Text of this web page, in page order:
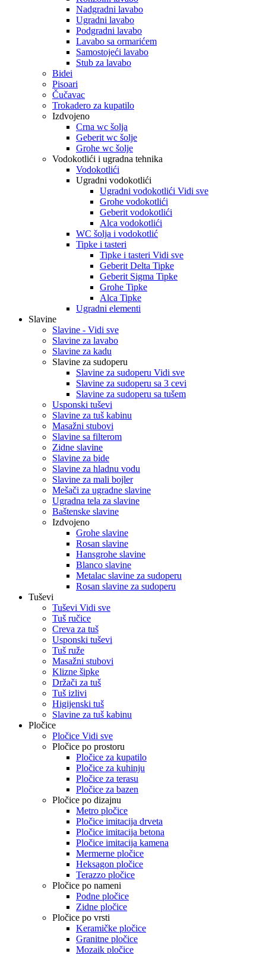
Nadgradni lavabo
Ugradni lavabo
Podgradni lavabo
Lavabo sa ormarićem
Samostojeći lavabo
Stub za lavabo
Bidei
Pisoari
Čučavac
Trokadero za kupatilo
Izdvojeno
Crna wc šolja
Geberit wc šolje
Grohe wc šolje
Vodokotlići i ugradna tehnika
Vodokotlići
Ugradni vodokotlići
Ugradni vodokotlići Vidi sve
Grohe vodokotlići
Geberit vodokotlići
Alca vodokotlići
WC šolja i vodokotlić
Tipke i tasteri
Tipke i tasteri Vidi sve
Geberit Delta Tipke
Geberit Sigma Tipke
Grohe Tipke
Alca Tipke
Ugradni elementi
Slavine
Slavine - Vidi sve
Slavine za lavabo
Slavine za kadu
Slavine za sudoperu
Slavine za sudoperu Vidi sve
Slavine za sudoperu sa 3 cevi
Slavine za sudoperu sa tušem
Usponski tuševi
Slavine za tuš kabinu
Masažni stubovi
Slavine sa filterom
Zidne slavine
Slavine za bide
Slavine za hladnu vodu
Slavine za mali bojler
Mešači za ugradne slavine
Ugradna tela za slavine
Baštenske slavine
Izdvojeno
Grohe slavine
Rosan slavine
Hansgrohe slavine
Blanco slavine
Metalac slavine za sudoperu
Rosan slavine za sudoperu
Tuševi
Tuševi Vidi sve
Tuš ručice
Creva za tuš
Usponski tuševi
Tuš ruže
Masažni stubovi
Klizne šipke
Držači za tuš
Tuš izlivi
Higijenski tuš
Slavine za tuš kabinu
Pločice
Pločice Vidi sve
Pločice po prostoru
Pločice za kupatilo
Pločice za kuhinju
Pločice za terasu
Pločice za bazen
Pločice po dizajnu
Metro pločice
Pločice imitacija drveta
Pločice imitacija betona
Pločice imitacija kamena
Mermerne pločice
Heksagon pločice
Terazzo pločice
Pločice po nameni
Podne pločice
Zidne pločice
Pločice po vrsti
Keramičke pločice
Granitne pločice
Mozaik pločice